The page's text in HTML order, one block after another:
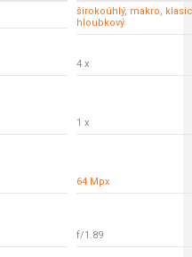
širokoúhlý, makro,
hloubkový
4 x
1 x
64 Mpx
f/1.89